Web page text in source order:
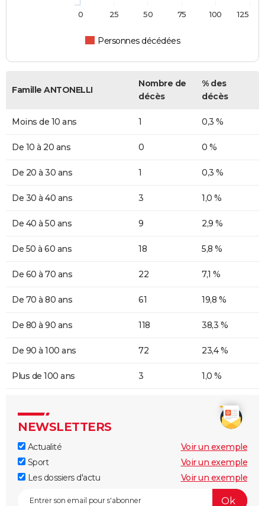
Personnes décédées
0 25 50 75 100 125
Famille ANTONELLI
Nombre de
décès
% des
décès
Moins de 10 ans 1 0,3 %
De 10 à 20 ans 0 0 %
De 20 à 30 ans 1 0,3 %
De 30 à 40 ans 3 1,0 %
De 40 à 50 ans 9 2,9 %
De 50 à 60 ans 18 5,8 %
De 60 à 70 ans 22 7,1 %
De 70 à 80 ans 61 19,8 %
De 80 à 90 ans 118 38,3 %
De 90 à 100 ans 72 23,4 %
Plus de 100 ans 3 1,0 %
NEWSLETTERS
Actualité
Voir un exemple
Sport
Voir un exemple
Les dossiers d'actu
Voir un exemple